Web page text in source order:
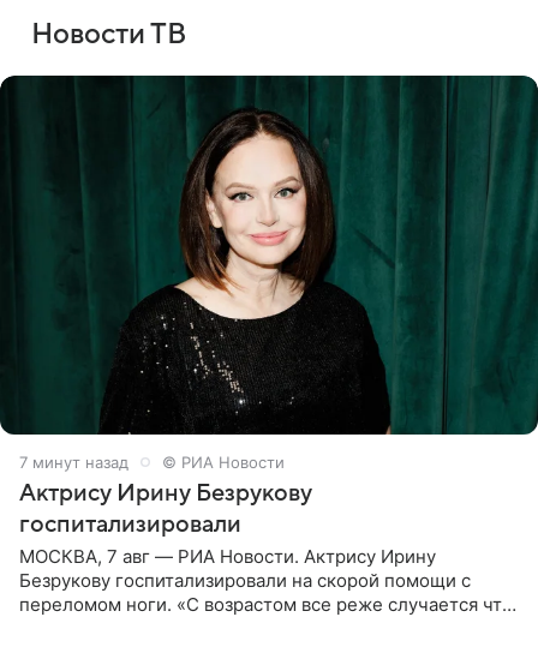
Новости ТВ
7 минут назад © РИА Новости
Актрису Ирину Безрукову
госпитализировали
МОСКВА, 7 авг — РИА Новости. Актрису Ирину
Безрукову госпитализировали на скорой помощи с
переломом ноги. «С возрастом все реже случается что-